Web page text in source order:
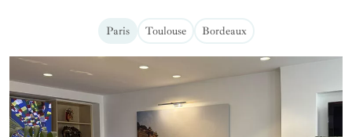
Paris Toulouse Bordeaux